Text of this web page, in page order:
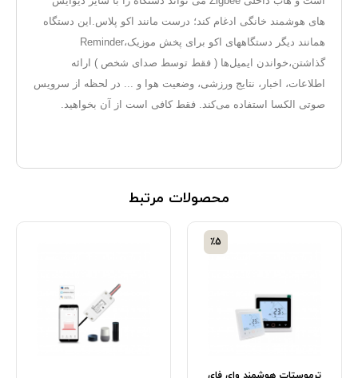
های هوشمند خانگی ادغام کند؛ درست مانند اکو پلاس.این دستگاه
همانند دیگر دستگاههای اکو برای پخش موزیک،Reminder
گذاشتن،خواندن ایمیل‌ها ( فقط توسط صدای شخص ) ارائه
اطلاعات، اخبار، نتایج ورزشی، وضعیت هوا و ... در لحظه از سرویس
صوتی الکسا استفاده می‌کند. فقط کافی است از آن بخواهید.
محصولات مرتبط
٪5